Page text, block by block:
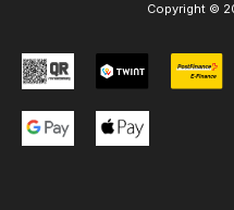
Copyright ©